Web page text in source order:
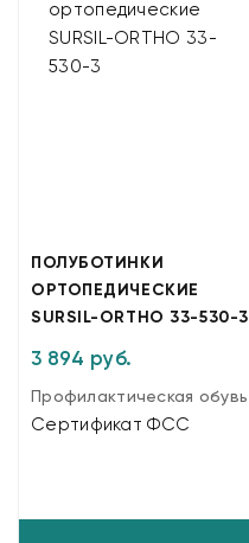
ПОЛУБОТИНКИ
ОРТОПЕДИЧЕСКИЕ
SURSIL-ORTHO 33-530-3
3 894 руб.
Профилактическая обувь
Сертификат ФСС